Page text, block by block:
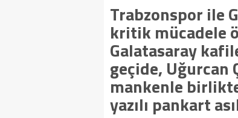
Trabzonspor ile
kritik mücadele
Galatasaray
geçide, Uğurcan
mankenle
yazılı pankart